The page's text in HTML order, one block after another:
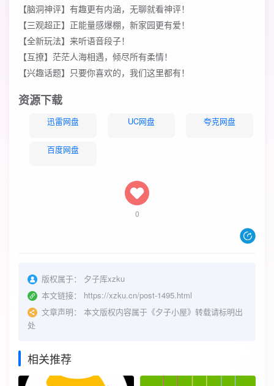
【脑洞神评】有趣更有内涵，无聊就看神评！
【三观超正】正能量感爆棚，新家园更有爱！
【全新玩法】来听语音段子！
【互撩】茫茫人海相遇，倾尽所有柔情！
【兴趣话题】只要你喜欢的，我们这里都有！
资源下载
迅雷网盘 UC网盘 夸克网盘
百度网盘
0
版权属于：
夕子库xzku
本文链接：
https://xzku.cn/post-1495.html
文章声明：
本文版权内容属于《夕子小屋》转载请标明出
处
相关推荐